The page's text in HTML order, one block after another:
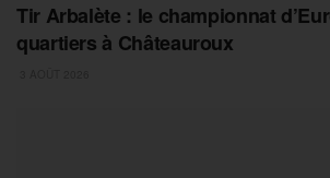
Tir Arbalète : le championnat
quartiers à Châteauroux